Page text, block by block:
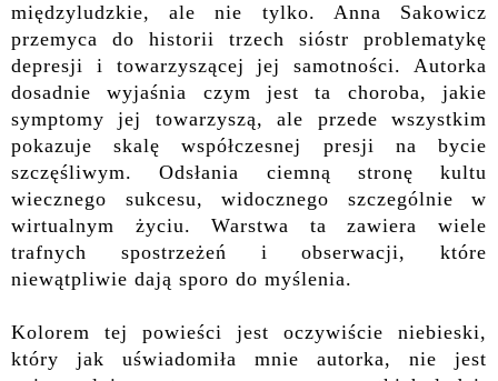
międzyludzkie, ale nie tylko. Anna Sakowicz
przemyca do historii trzech sióstr problematykę
depresji i towarzyszącej jej samotności. Autorka
dosadnie wyjaśnia czym jest ta choroba, jakie
symptomy jej towarzyszą, ale przede wszystkim
pokazuje skalę współczesnej presji na bycie
szczęśliwym. Odsłania ciemną stronę kultu
wiecznego sukcesu, widocznego szczególnie w
wirtualnym życiu. Warstwa ta zawiera wiele
trafnych spostrzeżeń i obserwacji, które
niewątpliwie dają sporo do myślenia.
Kolorem tej powieści jest oczywiście niebieski,
który jak uświadomiła mnie autorka, nie jest